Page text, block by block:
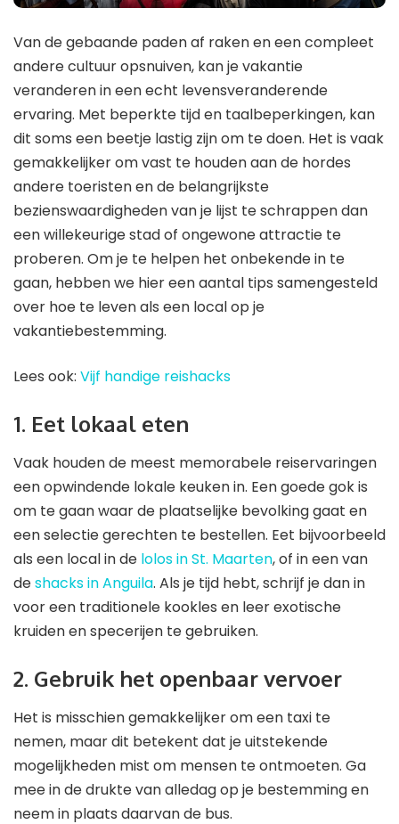
Van de gebaande paden af ​​raken en een compleet
andere cultuur opsnuiven, kan je vakantie
veranderen in een echt levensveranderende
ervaring. Met beperkte tijd en taalbeperkingen, kan
dit soms een beetje lastig zijn om te doen. Het is vaak
gemakkelijker om vast te houden aan de hordes
andere toeristen en de belangrijkste
bezienswaardigheden van je lijst te schrappen dan
een willekeurige stad of ongewone attractie te
proberen. Om je te helpen het onbekende in te
gaan, hebben we hier een aantal tips samengesteld
over hoe te leven als een local op je
vakantiebestemming.
Lees ook: Vijf handige reishacks
1. Eet lokaal eten
Vaak houden de meest memorabele reiservaringen
een opwindende lokale keuken in. Een goede gok is
om te gaan waar de plaatselijke bevolking gaat en
een selectie gerechten te bestellen. Eet bijvoorbeeld
als een local in de lolos in St. Maarten, of in een van
deshacks in Anguila. Als je tijd hebt, schrijf je dan in
voor een traditionele kookles en leer exotische
kruiden en specerijen te gebruiken.
2. Gebruik het openbaar vervoer
Het is misschien gemakkelijker om een taxi te
nemen, maar dit betekent dat je uitstekende
mogelijkheden mist om mensen te ontmoeten. Ga
mee in de drukte van alledag op je bestemming en
neem in plaats daarvan de bus.